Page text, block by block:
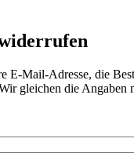
E-Mail-Adresse, die
gleichen die Angaben